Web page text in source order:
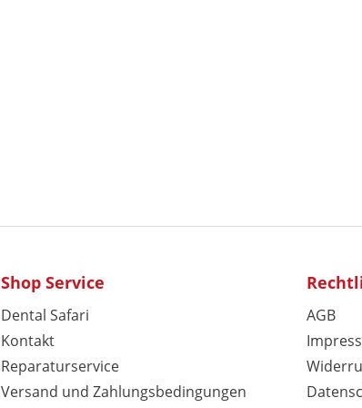
Shop Service
Dental Safari
Kontakt
Reparaturservice
Versand und Zahlungsbedingungen
AGB